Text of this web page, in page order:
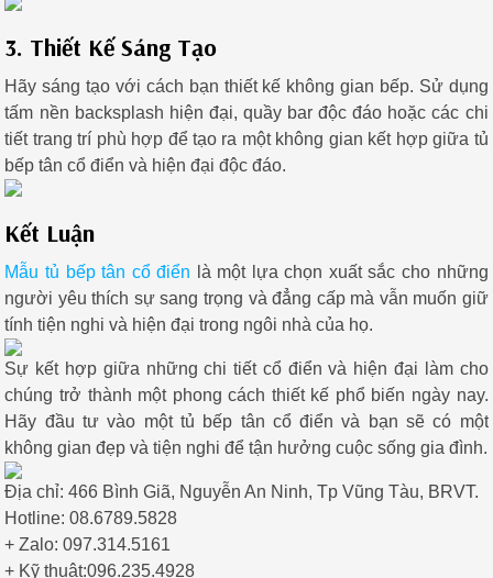
3. Thiết Kế Sáng Tạo
Hãy sáng tạo với cách bạn thiết kế không gian bếp. Sử dụng
tấm nền backsplash hiện đại, quầy bar độc đáo hoặc các chi
tiết trang trí phù hợp để tạo ra một không gian kết hợp giữa tủ
bếp tân cổ điển và hiện đại độc đáo.
Kết Luận
Mẫu tủ bếp tân cổ điển là một lựa chọn xuất sắc cho những
người yêu thích sự sang trọng và đẳng cấp mà vẫn muốn giữ
tính tiện nghi và hiện đại trong ngôi nhà của họ.
Sự kết hợp giữa những chi tiết cổ điển và hiện đại làm cho
chúng trở thành một phong cách thiết kế phổ biến ngày nay.
Hãy đầu tư vào một tủ bếp tân cổ điển và bạn sẽ có một
không gian đẹp và tiện nghi để tận hưởng cuộc sống gia đình.
Địa chỉ: 466 Bình Giã, Nguyễn An Ninh, Tp Vũng Tàu, BRVT.
Hotline: 08.6789.5828
+ Zalo: 097.314.5161
+ Kỹ thuật:096.235.4928